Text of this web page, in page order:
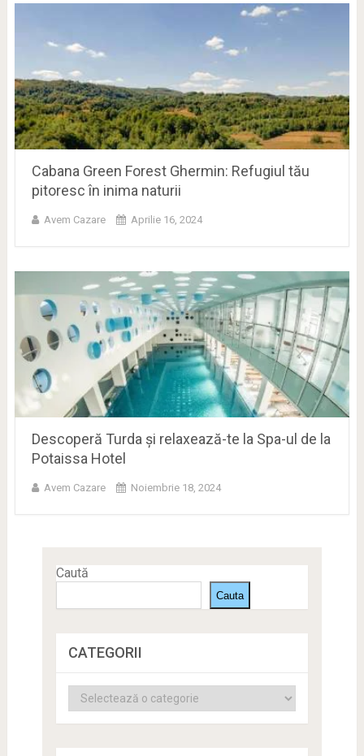
Cabana Green Forest Ghermin: Refugiul tău
pitoresc în inima naturii
Avem Cazare Aprilie 16, 2024
Descoperă Turda și relaxează-te la Spa-ul de la
Potaissa Hotel
Avem Cazare Noiembrie 18, 2024
Caută
Cauta
CATEGORII
Categorii